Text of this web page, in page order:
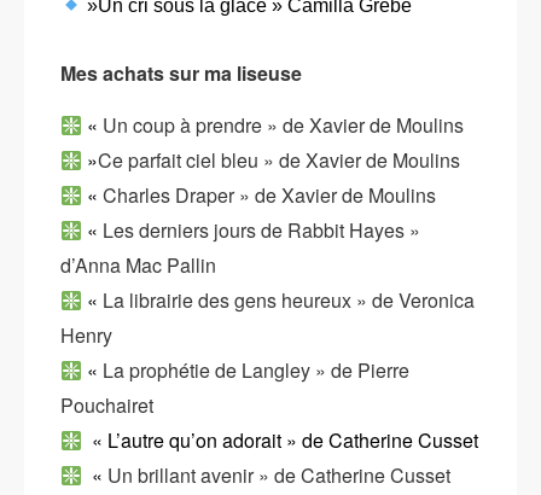
»Un cri sous la glace » Camilla Grebe
Mes achats sur ma liseuse
« Un coup à prendre » de Xavier de Moulins
»Ce parfait ciel bleu » de Xavier de Moulins
«Charles Draper » de Xavier de Moulins
« Les derniers jours de Rabbit Hayes »
d’Anna Mac Pallin
« La librairie des gens heureux » de Veronica
Henry
« La prophétie de Langley » de Pierre
Pouchairet
« L’autre qu’on adorait » de Catherine Cusset
« Un brillant avenir » de Catherine Cusset